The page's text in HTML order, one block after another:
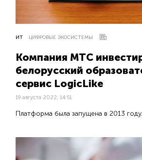
ИТ ЦИФРОВЫЕ ЭКОСИСТЕМЫ
Компания МТС
белорусский
сервис LogicLike
19 августа 2022, 14:51
Платформа была запущена в 2013 году.